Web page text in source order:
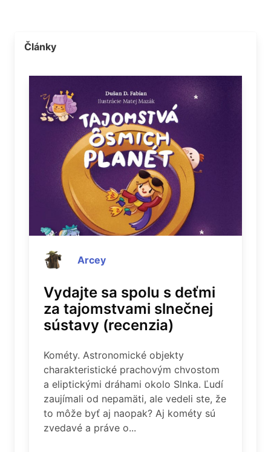
Články
Arcey
Vydajte sa spolu s deťmi
za tajomstvami slnečnej
sústavy (recenzia)
Kométy. Astronomické objekty
charakteristické prachovým chvostom
a eliptickými dráhami okolo Slnka. Ľudí
zaujímali od nepamäti, ale vedeli ste, že
to môže byť aj naopak? Aj kométy sú
zvedavé a práve o...